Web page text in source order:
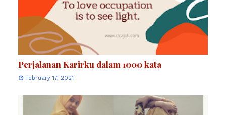
Perjalanan Karirku dalam 1000 kata
February 17, 2021